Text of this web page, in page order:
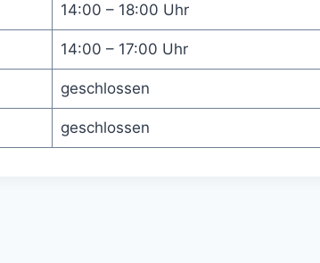
14:00 – 18:00 Uhr
14:00 – 17:00 Uhr
geschlossen
geschlossen